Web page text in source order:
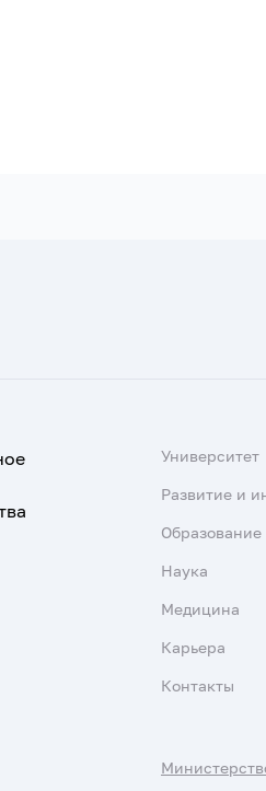
Университет
Развитие и
Образование
Наука
Медицина
Карьера
Контакты